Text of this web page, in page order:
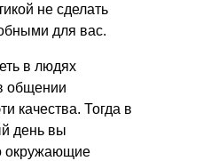
не сделать
для вас.
в людях
общении
качества. Тогда в
день вы
окружающие